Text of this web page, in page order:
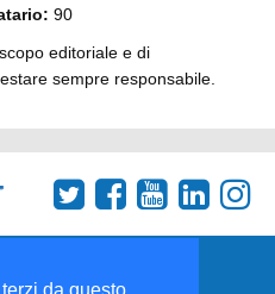
90
editoriale e di
sempre responsabile.